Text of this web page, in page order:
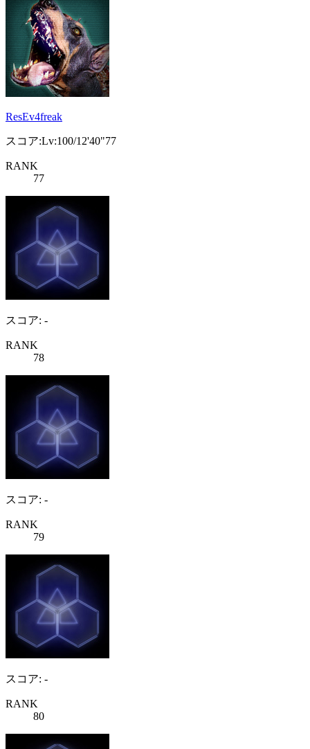
ResEv4freak
スコア:Lv:100/12'40"77
RANK
77
スコア: -
RANK
78
スコア: -
RANK
79
スコア: -
RANK
80